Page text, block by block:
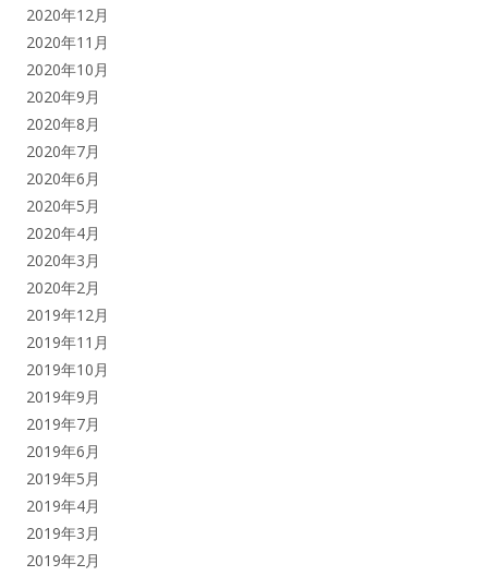
2020年12月
2020年11月
2020年10月
2020年9月
2020年8月
2020年7月
2020年6月
2020年5月
2020年4月
2020年3月
2020年2月
2019年12月
2019年11月
2019年10月
2019年9月
2019年7月
2019年6月
2019年5月
2019年4月
2019年3月
2019年2月